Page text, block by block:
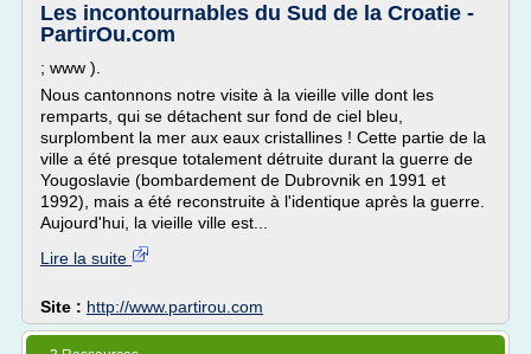
Les incontournables du Sud de la Croatie -
PartirOu.com
; www ).
Nous cantonnons notre visite à la vieille ville dont les
remparts, qui se détachent sur fond de ciel bleu,
surplombent la mer aux eaux cristallines ! Cette partie de la
ville a été presque totalement détruite durant la guerre de
Yougoslavie (bombardement de Dubrovnik en 1991 et
1992), mais a été reconstruite à l'identique après la guerre.
Aujourd'hui, la vieille ville est...
Lire la suite
Site : http://www.partirou.com